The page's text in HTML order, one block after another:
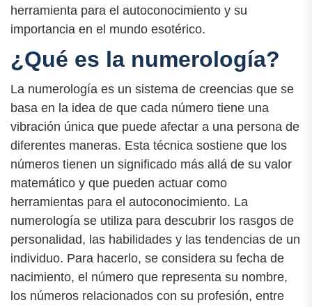
herramienta para el autoconocimiento y su
importancia en el mundo esotérico.
¿Qué es la numerología?
La numerología es un sistema de creencias que se
basa en la idea de que cada número tiene una
vibración única que puede afectar a una persona de
diferentes maneras. Esta técnica sostiene que los
números tienen un significado más allá de su valor
matemático y que pueden actuar como
herramientas para el autoconocimiento. La
numerología se utiliza para descubrir los rasgos de
personalidad, las habilidades y las tendencias de un
individuo. Para hacerlo, se considera su fecha de
nacimiento, el número que representa su nombre,
los números relacionados con su profesión, entre